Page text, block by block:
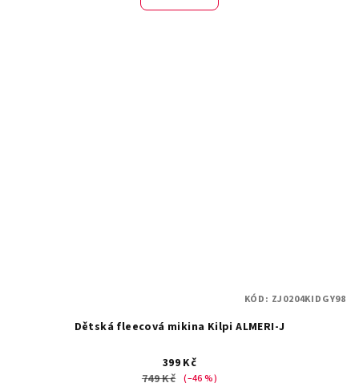
Dětská fleecová mikina Kilpi ALMERI-J
399 Kč
749 Kč (–46 %)
KÓD: ZJ0204KIDGY98